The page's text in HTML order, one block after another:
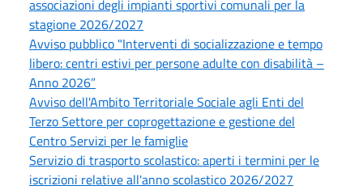
associazioni degli impianti sportivi comunali per la
stagione 2026/2027
Avviso pubblico "Interventi di socializzazione e tempo
libero: centri estivi per persone adulte con disabilità –
Anno 2026”
Avviso dell'Ambito Territoriale Sociale agli Enti del
Terzo Settore per coprogettazione e gestione del
Centro Servizi per le famiglie
Servizio di trasporto scolastico: aperti i termini per le
iscrizioni relative all'anno scolastico 2026/2027